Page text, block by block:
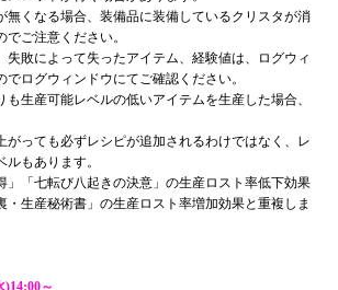
くなる場合、装備品に装備しているクリスタが消
ご注意ください。
敗によって失ったアイテム、経験値は、ログウィ
ログウィンドウにてご確認ください。
生産可能レベルの低いアイテムを生産した場合、
っても必ずレシピが追加されるわけではなく、レ
もあります。
「七転び八起きの決意」の生産ロスト率低下効果
・生産秘術書」の生産ロスト率増加効果と重複しま
)14:00～